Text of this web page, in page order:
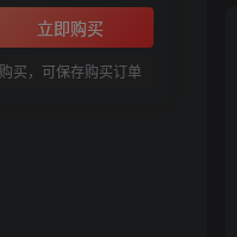
立即购买
买，可保存购买订单